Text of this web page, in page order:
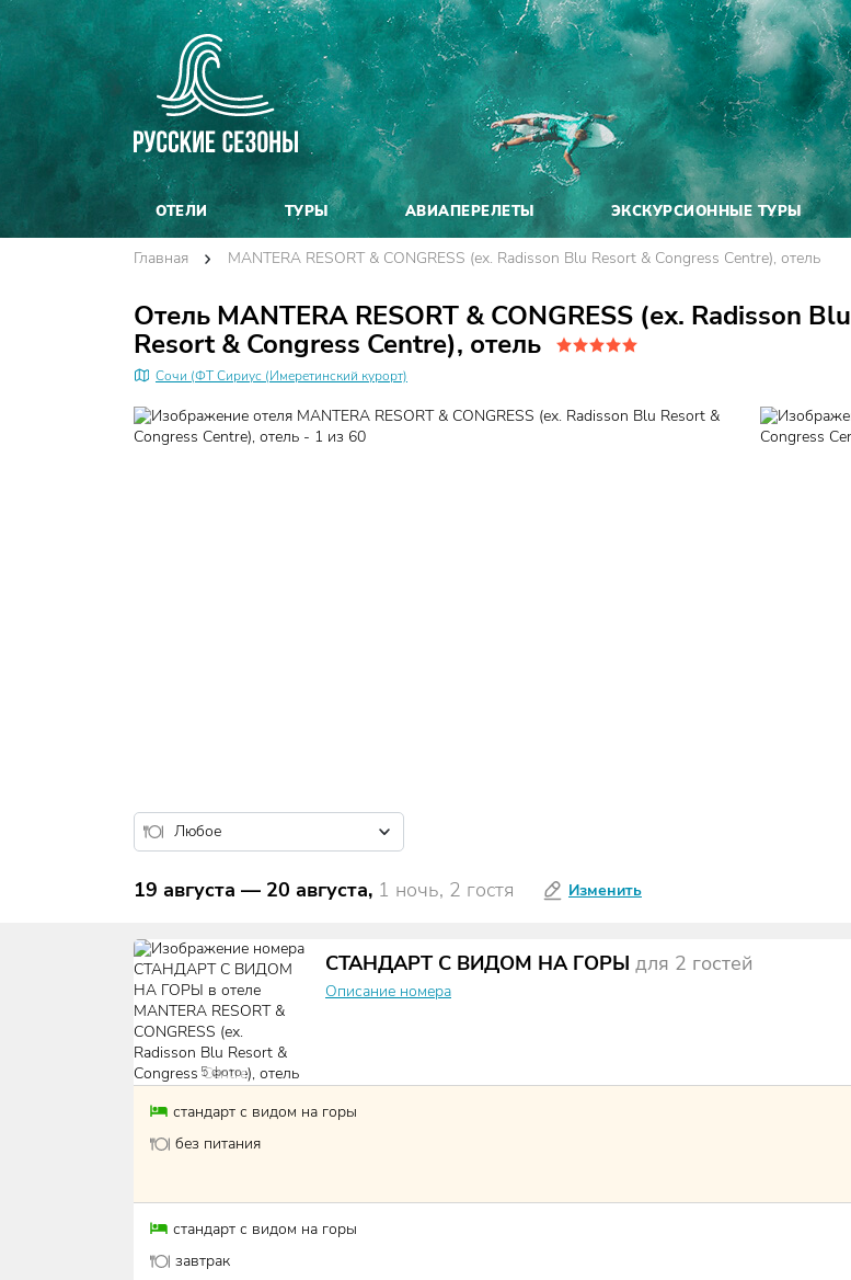
ОТЕЛИ ТУРЫ АВИАПЕРЕЛЕТЫ ЭКСКУРСИОННЫЕ ТУРЫ
Главная MANTERA RESORT & CONGRESS (ех. Radisson Blu Resort & Congress Centre), отель
Отель MANTERA RESORT & CONGRESS (ех. Radisson Blu
Resort & Congress Centre), отель
Сочи (ФТ Сириус (Имеретинский курорт)
19 августа — 20 августа, 1 ночь, 2 гостя Изменить
5фото
СТАНДАРТ С ВИДОМ НА ГОРЫ для 2 гостей
Описание номера
стандарт с видом на горы
без питания
стандарт с видом на горы
завтрак